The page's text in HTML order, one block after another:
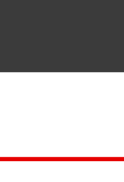
ティガイドライン